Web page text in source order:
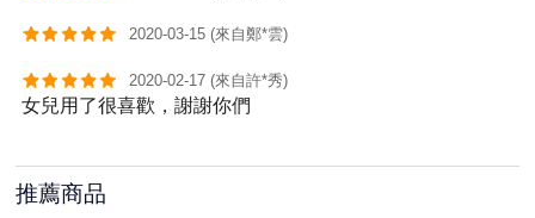
2020-03-15 (來自鄭*雲)
2020-02-17 (來自許*秀)
女兒用了很喜歡，謝謝你們
推薦商品